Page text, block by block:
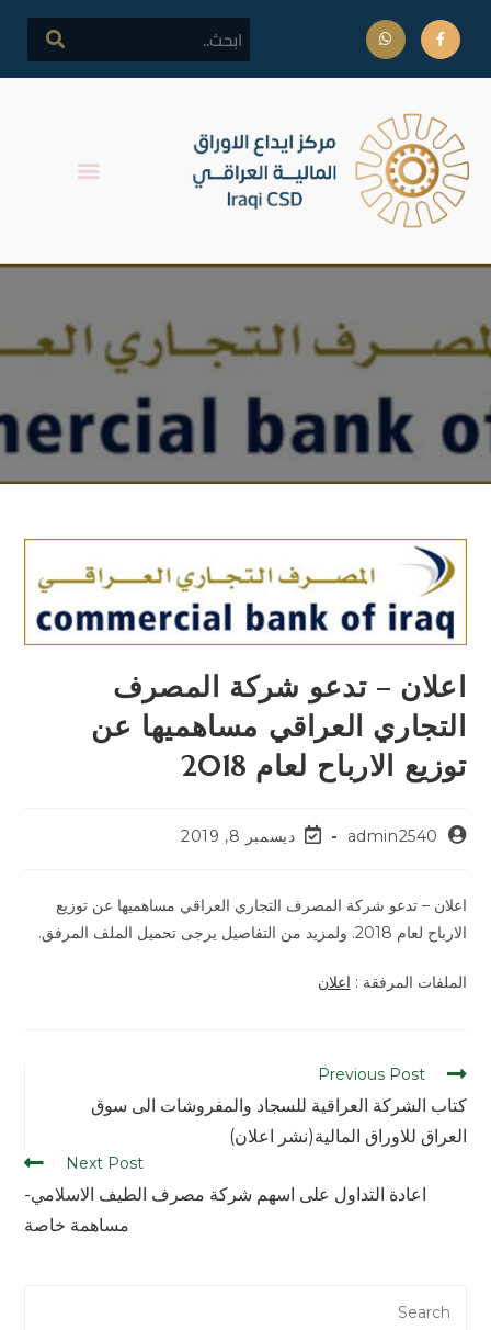
اعلان – تدعو شركة المصرف
التجاري العراقي مساهميها عن
توزيع الارباح لعام 2018
اعلان – تدعو شركة المصرف
التجاري العراقي مساهميها عن
توزيع الارباح لعام 2018
admin2540 ديسمبر 8, 2019
اعلان – تدعو شركة المصرف التجاري العراقي مساهميها عن توزيع
الارباح لعام 2018. ولمزيد من التفاصيل يرجى تحميل الملف المرفق.
الملفات المرفقة : اعلان
Previous Post
كتاب الشركة العراقية للسجاد والمفروشات الى سوق
العراق للاوراق المالية(نشر اعلان)
Next Post
اعادة التداول على اسهم شركة مصرف الطيف الاسلامي-
مساهمة خاصة